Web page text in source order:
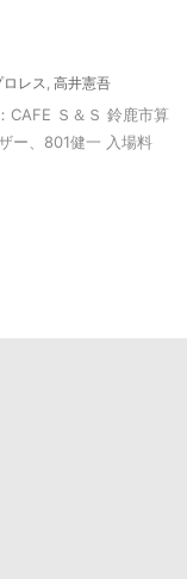
レス, 高井憲吾
CAFE Ｓ＆Ｓ 鈴鹿市算
ー、801健一 入場料